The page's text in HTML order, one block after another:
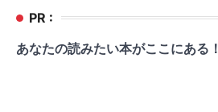
PR :
あなたの読みたい本がここにある！